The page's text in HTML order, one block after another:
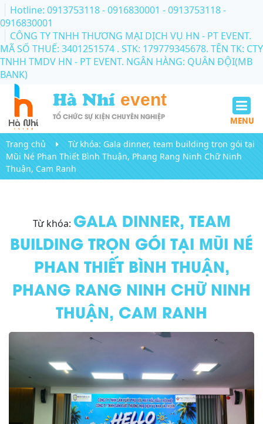
Hotline: 0913753118 - 0916830001 - 0913753118 -
0916830001
CÔNG TY TNHH THƯƠNG MẠI DỊCH VỤ HN - PT EVENT.
MÃ SỐ THUẾ: 3401251574 . STK: 179779345678. TÊN TK: CTY
TNHH TMDV HN - PT EVENT. NGÂN HÀNG: QUÂN ĐỘI(MB
BANK)
Hà Nhí event
TỔ CHỨC SỰ KIỆN CHUYÊN NGHIỆP MENU
Trang chủ Từ khóa: Gala dinner, team building trọn gói tại
Mũi Né Phan Thiết Bình Thuận, Phang Rang Ninh Chữ Ninh
Thuận, Cam Ranh
Từ khóa: GALA DINNER, TEAM
BUILDING TRỌN GÓI TẠI MŨI NÉ
PHAN THIẾT BÌNH THUẬN,
PHANG RANG NINH CHỮ NINH
THUẬN, CAM RANH